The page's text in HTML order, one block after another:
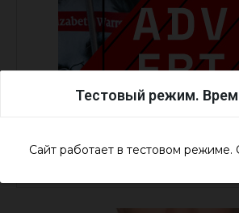
Тестовый режим.
Сайт работает в тестовом режиме.